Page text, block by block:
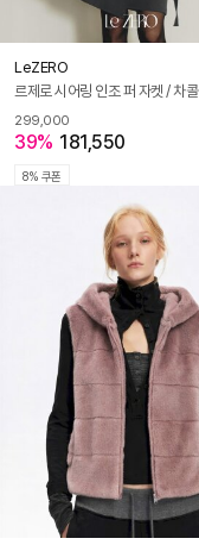
LeZERO
르제로 시어링 인조 퍼 자켓 / 차콜
299,000
39% 181,550
8% 쿠폰